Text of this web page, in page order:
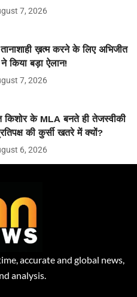
7, 2026
ख़त्म करने के लिए अभिजीत
किया बड़ा ऐलान!
7, 2026
किशोर के MLA बनते ही तेजस्वीकी
की कुर्सी खतरे में क्यों?
6, 2026
accurate and global news,
analysis.